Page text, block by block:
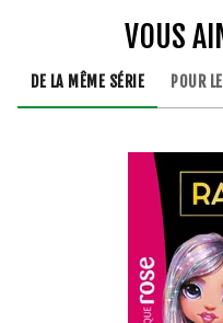
VOUS
DE LA MÊME SÉRIE POUR